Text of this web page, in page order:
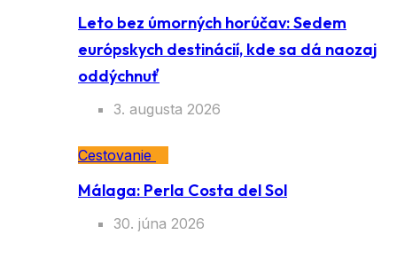
Leto bez úmorných horúčav: Sedem
európskych destinácií, kde sa dá naozaj
oddýchnuť
3. augusta 2026
Cestovanie
Málaga: Perla Costa del Sol
30. júna 2026